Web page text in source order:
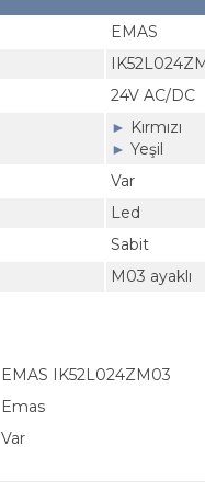
EMAS
24V AC/DC
► Kırmızı
► Yeşil
Var
Led
Sabit
M03 ayaklı
EMAS IK52L024ZM03
Emas
Var